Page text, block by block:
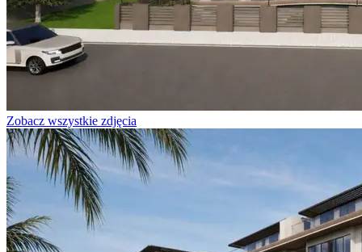
Zobacz wszystkie zdjęcia